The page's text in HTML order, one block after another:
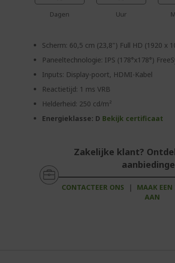
Dagen Uur
Scherm: 60,5 cm (23,8") Full HD (1920 x
Paneeltechnologie: IPS (178°x178°)
Inputs: Display-poort, HDMI-Kabel
Reactietijd: 1 ms VRB
Helderheid: 250 cd/m²
Energieklasse: D Bekijk certificaat
Zakelijke klant?
CONTACTEER ONS |
MAAK EEN
AAN